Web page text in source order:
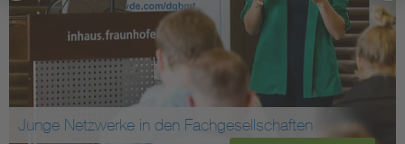
Junge Netzwerke in den Fachgesellschaften